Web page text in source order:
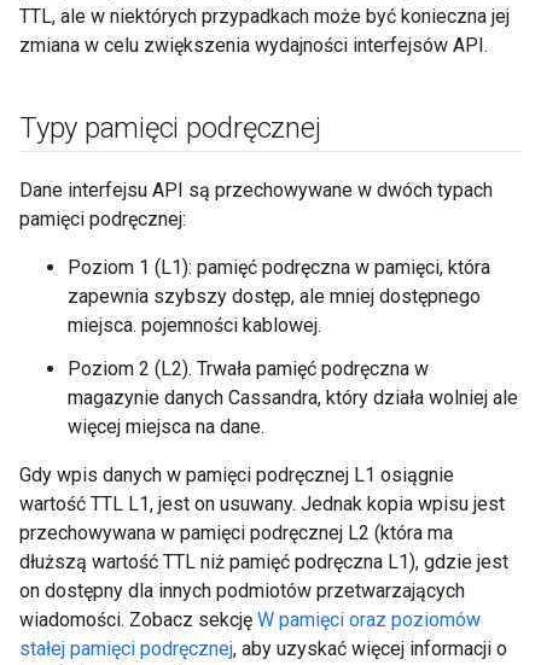
TTL, ale w niektórych przypadkach może być konieczna jej
zmiana w celu zwiększenia wydajności interfejsów API.
Typy pamięci podręcznej
Dane interfejsu API są przechowywane w dwóch typach
pamięci podręcznej:
Poziom 1 (L1): pamięć podręczna w pamięci, która
zapewnia szybszy dostęp, ale mniej dostępnego
miejsca. pojemności kablowej.
Poziom 2 (L2). Trwała pamięć podręczna w
magazynie danych Cassandra, który działa wolniej ale
więcej miejsca na dane.
Gdy wpis danych w pamięci podręcznej L1 osiągnie
wartość TTL L1, jest on usuwany. Jednak kopia wpisu jest
przechowywana w pamięci podręcznej L2 (która ma
dłuższą wartość TTL niż pamięć podręczna L1), gdzie jest
on dostępny dla innych podmiotów przetwarzających
wiadomości. Zobacz sekcję W pamięci oraz poziomów
stałej pamięci podręcznej, aby uzyskać więcej informacji o